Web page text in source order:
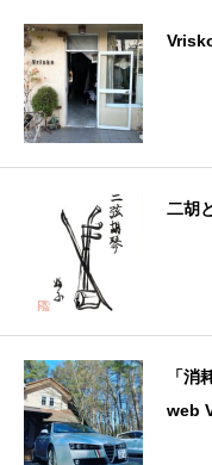
二胡
「
web